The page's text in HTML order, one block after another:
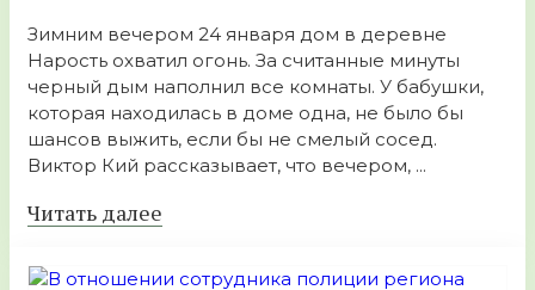
Зимним вечером 24 января дом в деревне
Нарость охватил огонь. За считанные минуты
черный дым наполнил все комнаты. У бабушки,
которая находилась в доме одна, не было бы
шансов выжить, если бы не смелый сосед.
Виктор Кий рассказывает, что вечером, ...
Читать далее